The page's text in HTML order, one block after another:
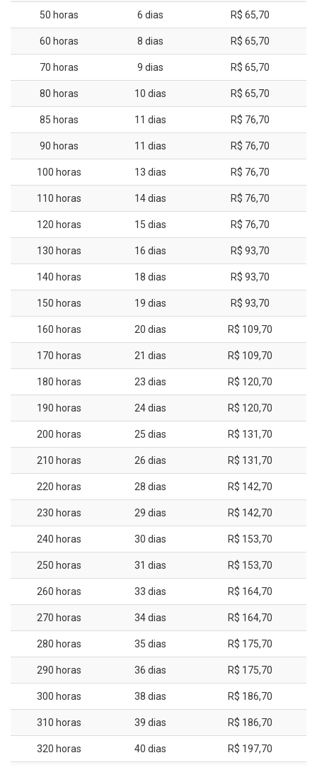
50 horas 6 dias R$ 65,70
60 horas 8 dias R$ 65,70
70 horas 9 dias R$ 65,70
80 horas 10 dias R$ 65,70
85 horas 11 dias R$ 76,70
90 horas 11 dias R$ 76,70
100 horas 13 dias R$ 76,70
110 horas 14 dias R$ 76,70
120 horas 15 dias R$ 76,70
130 horas 16 dias R$ 93,70
140 horas 18 dias R$ 93,70
150 horas 19 dias R$ 93,70
160 horas 20 dias R$ 109,70
170 horas 21 dias R$ 109,70
180 horas 23 dias R$ 120,70
190 horas 24 dias R$ 120,70
200 horas 25 dias R$ 131,70
210 horas 26 dias R$ 131,70
220 horas 28 dias R$ 142,70
230 horas 29 dias R$ 142,70
240 horas 30 dias R$ 153,70
250 horas 31 dias R$ 153,70
260 horas 33 dias R$ 164,70
270 horas 34 dias R$ 164,70
280 horas 35 dias R$ 175,70
290 horas 36 dias R$ 175,70
300 horas 38 dias R$ 186,70
310 horas 39 dias R$ 186,70
320 horas 40 dias R$ 197,70